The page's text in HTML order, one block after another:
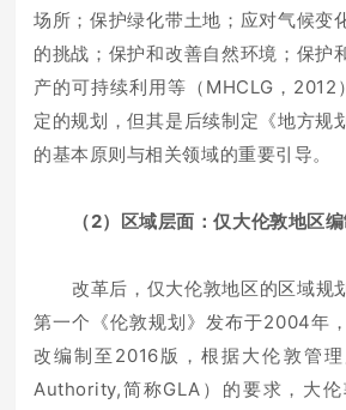
场所；保护绿化带土地；应对气候变
的挑战；保护和改善自然环境；保护
产的可持续利用等（MHCLG，2012
定的规划，但其是后续制定《地方规
的基本原则与相关领域的重要引导。
（2）区域层面：仅大伦敦地区
改革后，仅大伦敦地区的区域规
第一个《伦敦规划》发布于2004年
改编制至2016版，根据大伦敦管
Authority,简称GLA）的要求，大